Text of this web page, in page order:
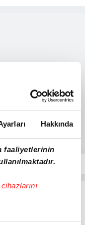
Hakkında
faaliyetlerinin
özel